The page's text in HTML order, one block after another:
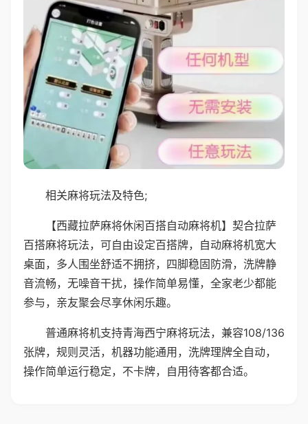
相关麻将玩法及特色;
【西藏拉萨麻将休闲百搭自动麻将机】契合拉萨
百搭麻将玩法，可自由设定百搭牌，自动麻将机宽大
桌面，多人围坐舒适不拥挤，四脚稳固防滑，洗牌静
音流畅，无噪音干扰，操作简单易懂，全家老少都能
参与，亲友聚会尽享休闲乐趣。
普通麻将机支持青海西宁麻将玩法，兼容108/136
张牌，规则灵活，机器功能通用，洗牌理牌全自动，
操作简单运行稳定，不卡牌，自用待客都合适。